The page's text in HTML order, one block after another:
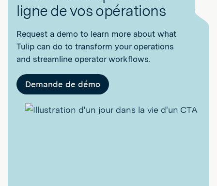
ligne de vos opérations
Request a demo to learn more about what
Tulip can do to transform your operations
and streamline operator workflows.
Demande de démo